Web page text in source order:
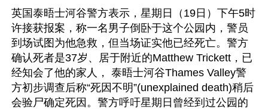
英国泰晤士河谷警方表示，星期日（19日）下午5时
许接获报案，称一名男子倒卧于这个公园内，警员
到场试图为他急救，但当场证实他已经死亡。警方
确认死者是37岁、居于附近的Matthew Trickett，已
经知会了他的家人， 泰晤士河谷Thames Valley警
方初步调查后称“死因不明”(unexplained death)稍后
会验尸确定死因。警方呼吁星期日曾经到过公园的